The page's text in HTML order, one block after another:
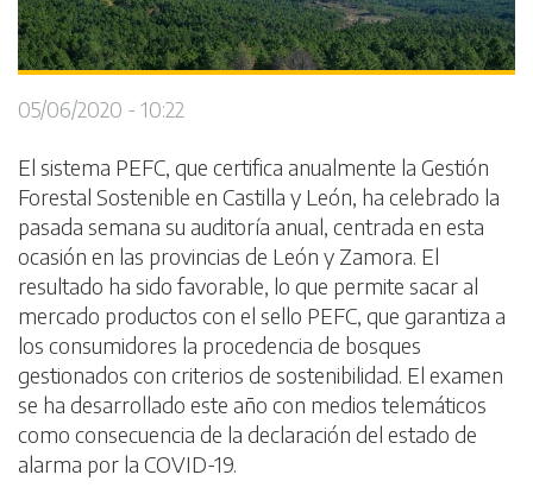
05/06/2020 - 10:22
El sistema PEFC, que certifica anualmente la Gestión
Forestal Sostenible en Castilla y León, ha celebrado la
pasada semana su auditoría anual, centrada en esta
ocasión en las provincias de León y Zamora. El
resultado ha sido favorable, lo que permite sacar al
mercado productos con el sello PEFC, que garantiza a
los consumidores la procedencia de bosques
gestionados con criterios de sostenibilidad. El examen
se ha desarrollado este año con medios telemáticos
como consecuencia de la declaración del estado de
alarma por la COVID-19.